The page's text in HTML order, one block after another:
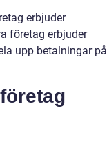
erbjuder
företag erbjuder
upp betalningar på